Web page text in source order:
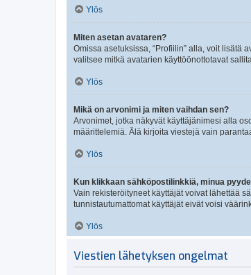
Ylös
Miten asetan avataren?
Omissa asetuksissa, “Profiilin” alla, voit lisätä
valitsee mitkä avatarien käyttöönottotavat
Ylös
Mikä on arvonimi ja miten vaihdan sen?
Arvonimet, jotka näkyvät käyttäjänimesi alla
määrittelemiä. Älä kirjoita viestejä vain
Ylös
Kun klikkaan sähköpostilinkkiä, minua
Vain rekisteröityneet käyttäjät voivat lähettää
tunnistautumattomat käyttäjät eivät voisi
Ylös
Viestien lähetyksen ongelmat